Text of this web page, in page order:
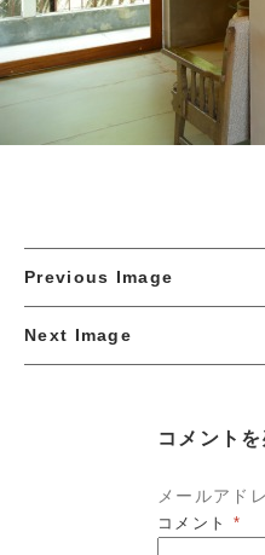
Previous Image
Next Image
コメント
メールアド
コメント *